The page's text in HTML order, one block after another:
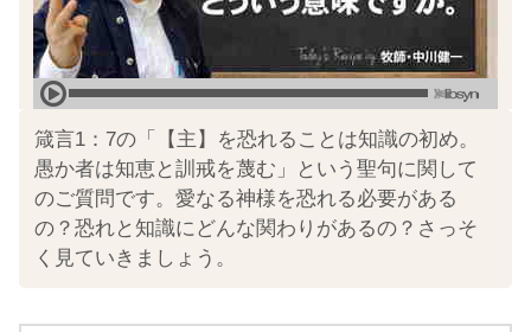
箴言1：7の「【主】を恐れることは知識の初め。
愚か者は知恵と訓戒を蔑む」という聖句に関して
のご質問です。愛なる神様を恐れる必要がある
の？恐れと知識にどんな関わりがあるの？さっそ
く見ていきましょう。